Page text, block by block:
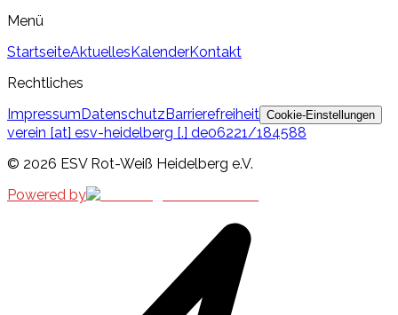
Menü
StartseiteAktuellesKalenderKontakt
Rechtliches
ImpressumDatenschutzBarrierefreiheit Cookie-Einstellungen
verein [at] esv-heidelberg [.] de06221/184588
© 2026 ESV Rot-Weiß Heidelberg e.V.
Powered by